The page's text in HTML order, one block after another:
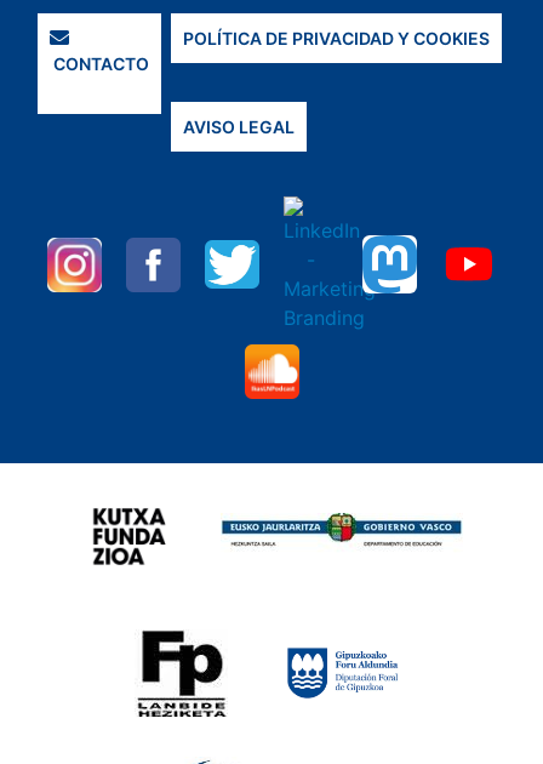
CONTACTO
POLÍTICA DE PRIVACIDAD Y COOKIES
AVISO LEGAL